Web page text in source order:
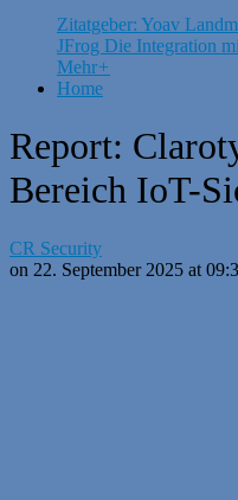
Zitatgeber: Yoav
JFrog Die Integration
Mehr+
Home
Report:
Bereich IoT-
CR Security
on 22. September 2025 at